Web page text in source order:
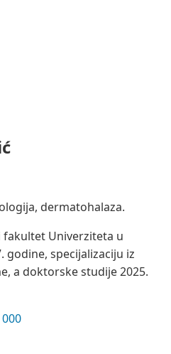
dermatohalaza.
fakultet Univerziteta u
godine, specijalizaciju iz
a doktorske studije 2025.